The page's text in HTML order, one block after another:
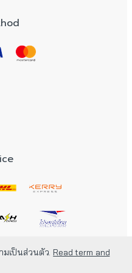
เป็นส่วนตัว. Read term and